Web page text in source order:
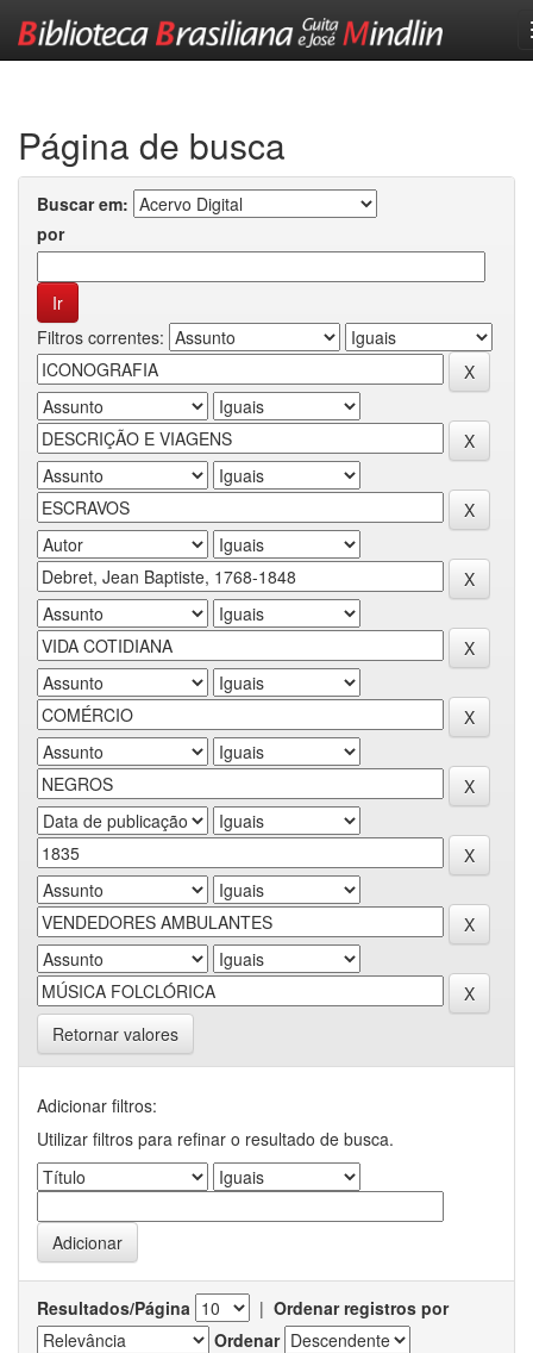
Página de busca
Buscar em:
por
Filtros correntes:
Retornar valores
Adicionar filtros:
Utilizar filtros para refinar o resultado de busca.
Resultados/Página | Ordenar registros por
Ordenar